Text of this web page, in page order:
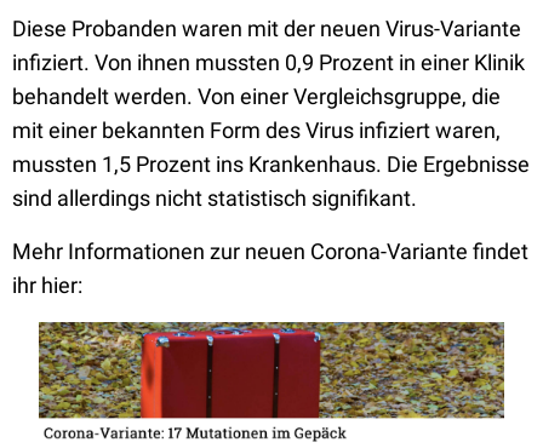
Diese Probanden waren mit der neuen Virus-Variante
infiziert. Von ihnen mussten 0,9 Prozent in einer Klinik
behandelt werden. Von einer Vergleichsgruppe, die
mit einer bekannten Form des Virus infiziert waren,
mussten 1,5 Prozent ins Krankenhaus. Die Ergebnisse
sind allerdings nicht statistisch signifikant.
Mehr Informationen zur neuen Corona-Variante findet
ihr hier: